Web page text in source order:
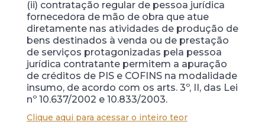
(ii) contratação regular de pessoa jurídica
fornecedora de mão de obra que atue
diretamente nas atividades de produção de
bens destinados à venda ou de prestação
de serviços protagonizadas pela pessoa
jurídica contratante permitem a apuração
de créditos de PIS e COFINS na modalidade
insumo, de acordo com os arts. 3º, II, das Lei
nº 10.637/2002 e 10.833/2003.
Clique aqui para acessar o inteiro teor